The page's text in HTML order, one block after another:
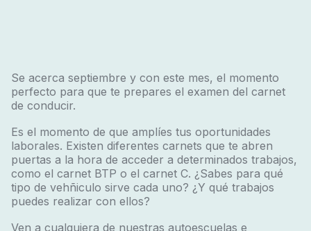
Se acerca septiembre y con este mes, el momento
perfecto para que te prepares el examen del carnet
de conducir.
Es el momento de que amplíes tus oportunidades
laborales. Existen diferentes carnets que te abren
puertas a la hora de acceder a determinados trabajos,
como el carnet BTP o el carnet C. ¿Sabes para qué
tipo de vehñiculo sirve cada uno? ¿Y qué trabajos
puedes realizar con ellos?
Ven a cualquiera de nuestras autoescuelas e